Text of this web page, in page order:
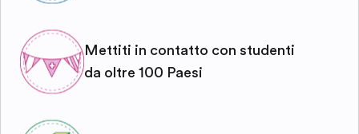
Mettiti in contatto con studenti
da oltre 100 Paesi